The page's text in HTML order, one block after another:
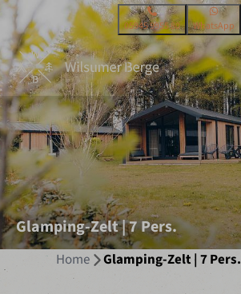
05945 9955 80 WhatsApp
Glamping-Zelt | 7 Pers.
Home Glamping-Zelt | 7 Pers.